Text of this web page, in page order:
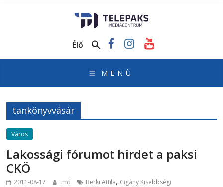
Médiacentrum
honlapja
Élő
tankönyvvásár
Város
Lakossági fórumot hirdet a paksi
CKÖ
2011-08-17 md Berki Attila, Cigány Kisebbségi